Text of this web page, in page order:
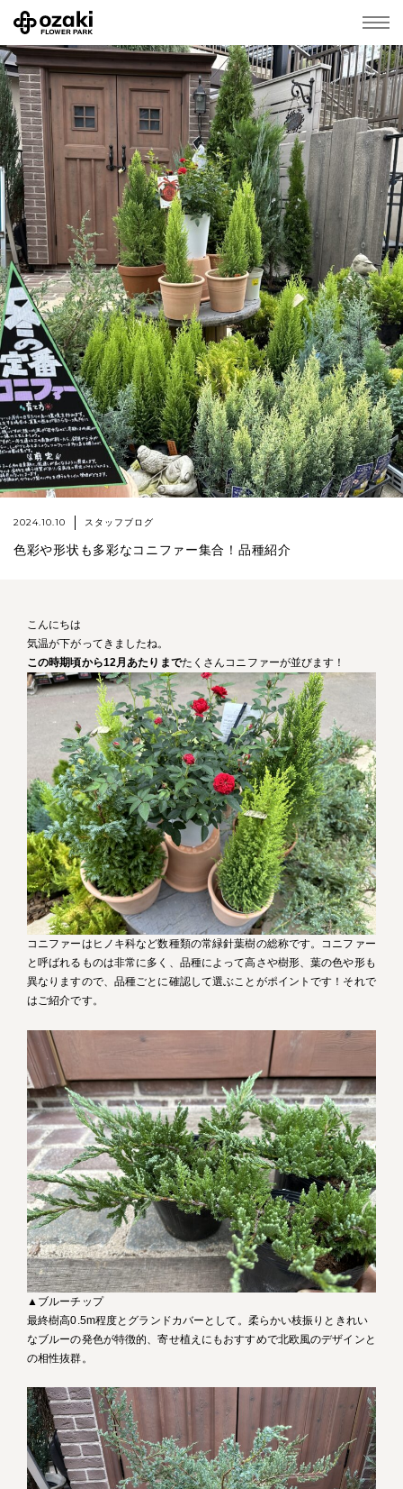
2024.10.10 スタッフブログ
色彩や形状も多彩なコニファー集合！品種紹介
こんにちは
気温が下がってきましたね。
この時期頃から12月あたりまでたくさんコニファーが並びます！
コニファーはヒノキ科など数種類の常緑針葉樹の総称です。コニファー
と呼ばれるものは非常に多く、品種によって高さや樹形、葉の色や形も
異なりますので、品種ごとに確認して選ぶことがポイントです！それで
はご紹介です。
▲ブルーチップ
最終樹高0.5m程度とグランドカバーとして。柔らかい枝振りときれい
なブルーの発色が特徴的、寄せ植えにもおすすめで北欧風のデザインと
の相性抜群。